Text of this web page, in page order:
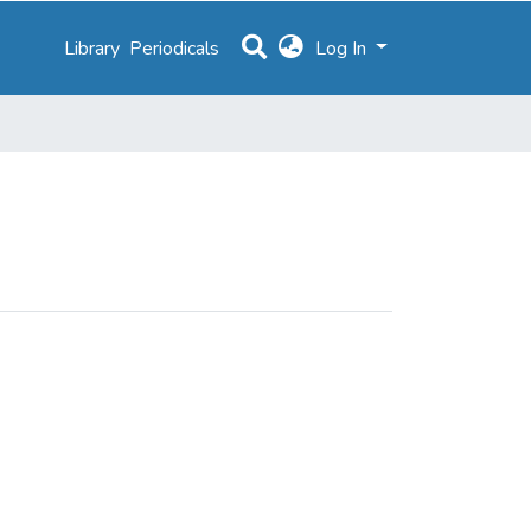
Library Periodicals Log In